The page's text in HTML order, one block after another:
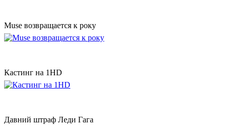
Muse возвращается к року
Кастинг на 1HD
Давний штраф Леди Гага